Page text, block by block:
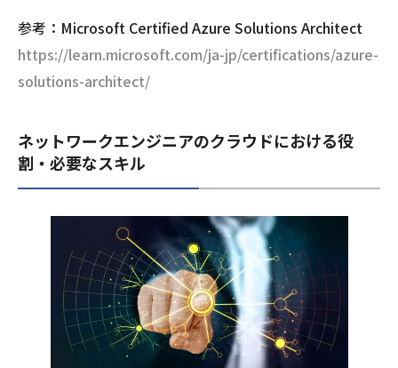
参考：Microsoft Certified Azure Solutions Architect
https://learn.microsoft.com/ja-jp/certifications/azure-
solutions-architect/
ネットワークエンジニアのクラウドにおける役
割・必要なスキル